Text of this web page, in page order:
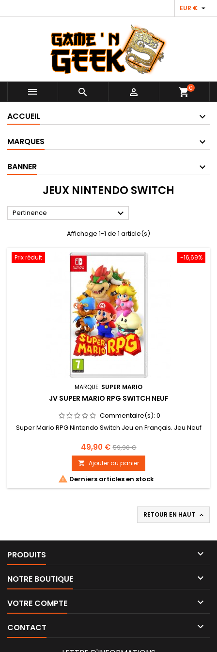
EUR € 
   shopping_cart0
ACCUEIL
MARQUES
BANNER
JEUX NINTENDO SWITCH
Pertinence 
Affichage 1-1 de 1 article(s)
-16,69%
Prix réduit
MARQUE: SUPER MARIO
JV SUPER MARIO RPG SWITCH NEUF
Commentaire(s): 0
Super Mario RPG Nintendo Switch Jeu en Français. Jeu Neuf
Prix
49,90 € Prix
de
base
59,90 €
 Ajouter au panier
 Derniers articles en stock
RETOUR EN HAUT 
PRODUITS 
NOTRE BOUTIQUE 
VOTRE COMPTE 
CONTACT 